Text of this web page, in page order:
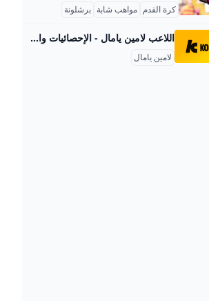
كرة القدم مواهب شابة برشلونة
اللاعب لامين يامال - الإحصائيات والسيرة الذاتية كووورة تعرف على إحصائيات ، بما في ذلك الملف الشخصي، وسجل المباريات، والإنجازات والمزيد. برشلونة إسبانياالجنسية10رقم القميص13 يوليو 2007تاريخ الميلاد18العمرمهاجمالمركز
لامين يامال